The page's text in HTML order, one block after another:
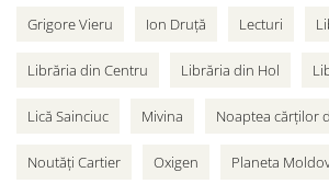
Grigore Vieru Ion Druță Lecturi
Librăria din Centru Librăria din Hol
Lică Sainciuc Mivina Noaptea cărților
Noutăți Cartier Oxigen Planeta